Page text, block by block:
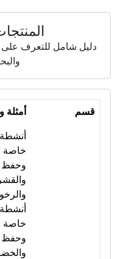
دليل شامل للتعرف على
قسم
خاصة
وحفظ
خاصة
وحفظ